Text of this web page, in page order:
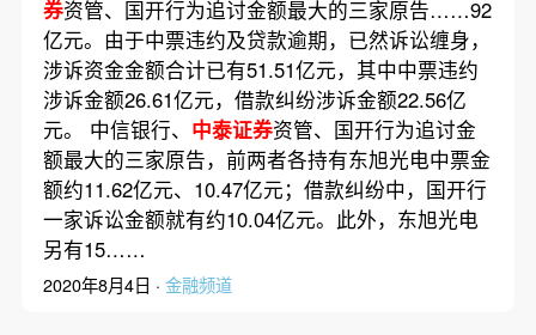
券资管、国开行为追讨金额最大的三家原告……92
亿元。由于中票违约及贷款逾期，已然诉讼缠身，
涉诉资金金额合计已有51.51亿元，其中中票违约
涉诉金额26.61亿元，借款纠纷涉诉金额22.56亿
元。 中信银行、 中泰证券资管、国开行为追讨金
额最大的三家原告，前两者各持有东旭光电中票金
额约11.62亿元、10.47亿元；借款纠纷中，国开行
一家诉讼金额就有约10.04亿元。此外，东旭光电
另有15……
2020年8月4日 · 金融频道